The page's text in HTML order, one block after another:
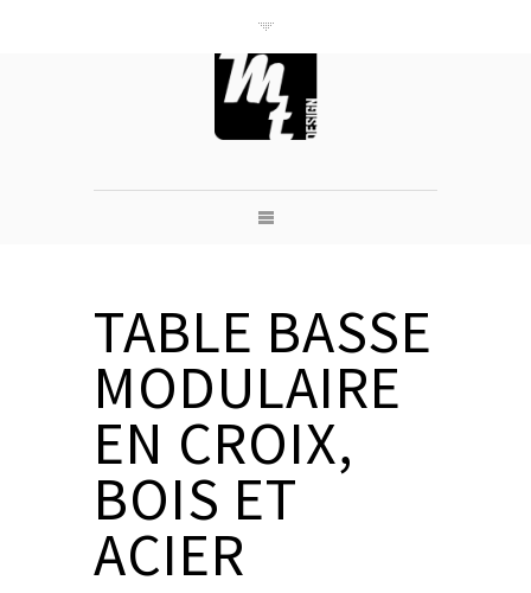
CRÉATION /
luminaire &
béton/bois/acie
TABLE BASSE
MODULAIRE
EN CROIX,
BOIS ET
ACIER